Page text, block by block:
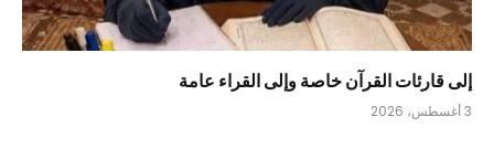
إلى قارئات القرآن خاصة وإلى القراء عامة
3 أغسطس، 2026